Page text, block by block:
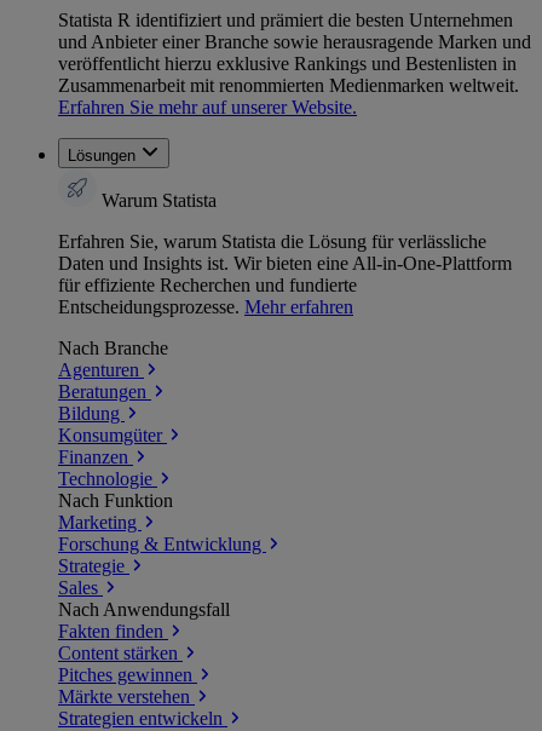
Statista R identifiziert und prämiert die besten Unternehmen
und Anbieter einer Branche sowie herausragende Marken und
veröffentlicht hierzu exklusive Rankings und Bestenlisten in
Zusammenarbeit mit renommierten Medienmarken weltweit.
Erfahren Sie mehr auf unserer Website.
Lösungen
Warum Statista
Erfahren Sie, warum Statista die Lösung für verlässliche
Daten und Insights ist. Wir bieten eine All-in-One-Plattform
für effiziente Recherchen und fundierte
Entscheidungsprozesse. Mehr erfahren
Nach Branche
Agenturen
Beratungen
Bildung
Konsumgüter
Finanzen
Technologie
Nach Funktion
Marketing
Forschung & Entwicklung
Strategie
Sales
Nach Anwendungsfall
Fakten finden
Content stärken
Pitches gewinnen
Märkte verstehen
Strategien entwickeln